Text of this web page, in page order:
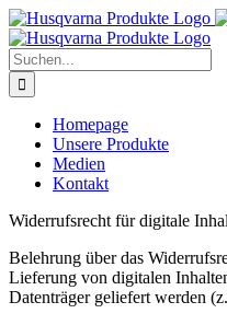
Skip
to
content
Suche
nach:
Homepage
Unsere Produkte
Medien
Kontakt
Widerrufsrecht für digitale
Belehrung über das
Lieferung von digitalen
Datenträger geliefert werden